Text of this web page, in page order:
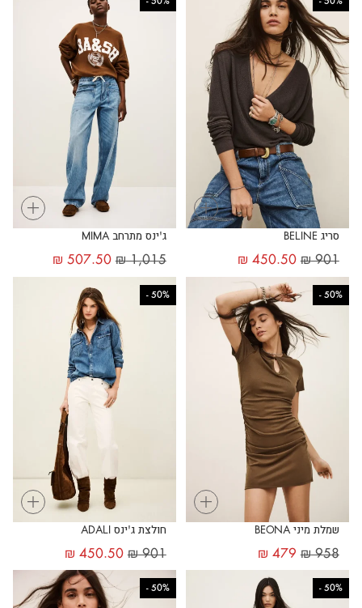
+
סריג BELINE
₪901
₪ 450.50
+
ג'ינס מתרחב MIMA
₪1,015
₪ 507.50
+
50%
-
שמלת מיני BEONA
₪958
₪ 479
+
50%
-
חולצת ג'ינס ADALI
₪901
₪ 450.50
50%
-
50%
-